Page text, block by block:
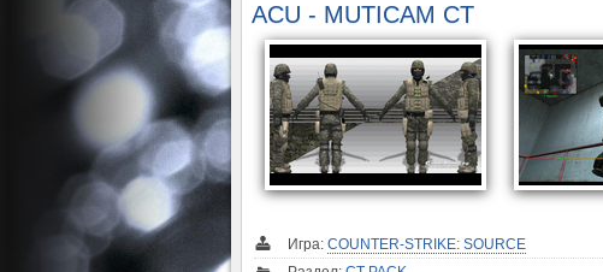
ACU - MUTICAM CT
Игра: COUNTER-STRIKE: SOURCE